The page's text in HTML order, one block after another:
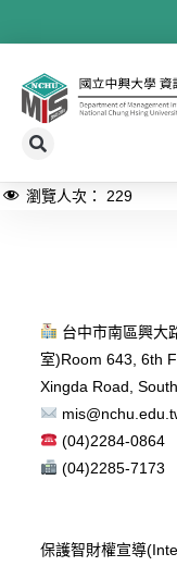
瀏覽人次： 229
台中市南區興大
室)Room 643, 6th
Xingda Road,
(04)2284-0864
(04)2285-7173
保護智財權宣導